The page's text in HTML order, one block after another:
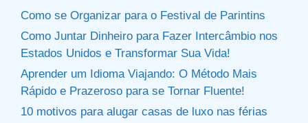
Como se Organizar para o Festival de Parintins
Como Juntar Dinheiro para Fazer Intercâmbio nos
Estados Unidos e Transformar Sua Vida!
Aprender um Idioma Viajando: O Método Mais
Rápido e Prazeroso para se Tornar Fluente!
10 motivos para alugar casas de luxo nas férias